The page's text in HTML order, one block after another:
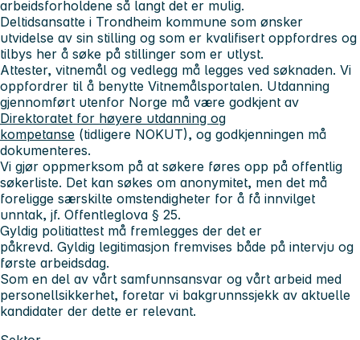
arbeidsforholdene så langt det er mulig.
Deltidsansatte i Trondheim kommune som ønsker
utvidelse av sin stilling og som er kvalifisert oppfordres og
tilbys her å søke på stillinger som er utlyst.
Attester, vitnemål og vedlegg må legges ved søknaden. Vi
oppfordrer til å benytte Vitnemålsportalen. Utdanning
gjennomført utenfor Norge må være godkjent av
Direktoratet for høyere utdanning og
kompetanse (tidligere NOKUT), og godkjenningen må
dokumenteres.
Vi gjør oppmerksom på at søkere føres opp på offentlig
søkerliste. Det kan søkes om anonymitet, men det må
foreligge særskilte omstendigheter for å få innvilget
unntak, jf. Offentleglova § 25.
Gyldig politiattest må fremlegges der det er
påkrevd. Gyldig legitimasjon fremvises både på intervju og
første arbeidsdag.
Som en del av vårt samfunnsansvar og vårt arbeid med
personellsikkerhet, foretar vi bakgrunnssjekk av aktuelle
kandidater der dette er relevant.